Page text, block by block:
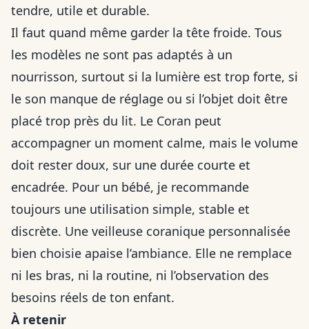
tendre, utile et durable.
Il faut quand même garder la tête froide. Tous
les modèles ne sont pas adaptés à un
nourrisson, surtout si la lumière est trop forte, si
le son manque de réglage ou si l’objet doit être
placé trop près du lit. Le Coran peut
accompagner un moment calme, mais le volume
doit rester doux, sur une durée courte et
encadrée. Pour un bébé, je recommande
toujours une utilisation simple, stable et
discrète. Une veilleuse coranique personnalisée
bien choisie apaise l’ambiance. Elle ne remplace
ni les bras, ni la routine, ni l’observation des
besoins réels de ton enfant.
À retenir